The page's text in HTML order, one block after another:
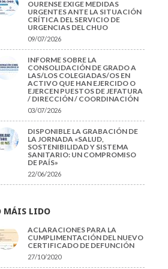
OURENSE EXIGE MEDIDAS
URGENTES ANTE LA SITUACIÓN
CRÍTICA DEL SERVICIO DE
URGENCIAS DEL CHUO
09/07/2026
INFORME SOBRE LA
CONSOLIDACIÓN DE GRADO A
LAS/LOS COLEGIADAS/OS EN
ACTIVO QUE HAN EJERCIDO O
EJERCEN PUESTOS DE JEFATURA
/ DIRECCIÓN / COORDINACIÓN
03/07/2026
DISPONIBLE LA GRABACIÓN DE
LA JORNADA «SALUD,
SOSTENIBILIDAD Y SISTEMA
SANITARIO: UN COMPROMISO
DE PAÍS»
22/06/2026
MÁIS LIDO
ACLARACIONES PARA LA
CUMPLIMENTACIÓN DEL NUEVO
CERTIFICADO DE DEFUNCIÓN
27/10/2020